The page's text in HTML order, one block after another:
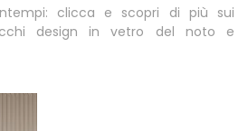
clicca e scopri di più sui
design in vetro del noto e